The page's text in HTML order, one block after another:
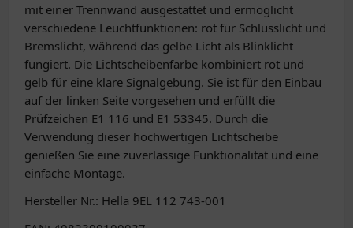
mit einer Trennwand ausgestattet und ermöglicht
verschiedene Leuchtfunktionen: rot für Schlusslicht und
Bremslicht, während das gelbe Licht als Blinklicht
fungiert. Die Lichtscheibenfarbe kombiniert rot und
gelb für eine klare Signalgebung. Sie ist für den Einbau
auf der linken Seite vorgesehen und erfüllt die
Prüfzeichen E1 116 und E1 53345. Durch die
Verwendung dieser hochwertigen Lichtscheibe
genießen Sie eine zuverlässige Funktionalität und eine
einfache Montage.
Hersteller Nr.: Hella 9EL 112 743-001